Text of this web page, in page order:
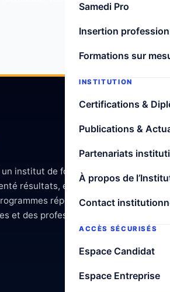
Samedi Pro
Insertion
Formations sur
INSTITUTION
Certifications &
Publications &
Partenariats
À propos de
Contact
ACCÈS SÉCURISÉS
Espace Candidat
Espace Entreprise
un institut de formation
résultats, employabilité et
répondent aux besoins
et des professionnels.